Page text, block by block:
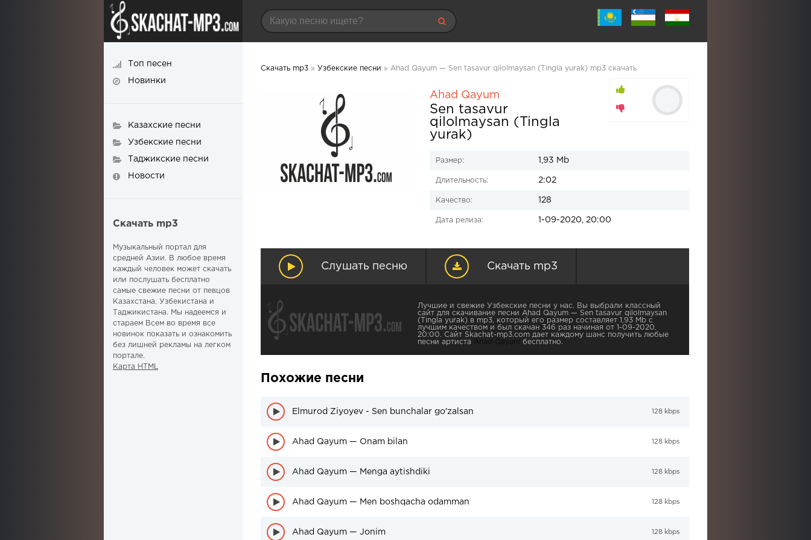
Скачать mp3 » Узбекские песни » Ahad Qayum — Sen tasavur qilolmaysan (Tingla yurak) mp3 скачать
Ahad Qayum
Sen tasavur
qilolmaysan (Tingla
yurak)
Размер: 1,93 Mb
Длительность: 2:02
Качество: 128
Дата релиза: 1-09-2020, 20:00
Слушать песню Скачать mp3
Лучшие и свежие Узбекские песни у нас. Вы выбрали классный
сайт для скачивание песни Ahad Qayum — Sen tasavur qilolmaysan
(Tingla yurak) в mp3, который его размер составляет 1,93 Mb с
лучшим качеством и был скачан 346 раз начиная от 1-09-2020,
20:00. Сайт Skachat-mp3.com дает каждому шанс получить любые
песни артиста
Ahad Qayum бесплатно.
Похожие песни
Elmurod Ziyoyev - Sen bunchalar go'zalsan 128 kbps
Ahad Qayum — Onam bilan 128 kbps
Ahad Qayum — Menga aytishdiki 128 kbps
Ahad Qayum — Men boshqacha odamman 128 kbps
Ahad Qayum — Jonim 128 kbps
Топ песен
Новинки
Казахские песни
Узбекские песни
Таджикские песни
Новости
Скачать mp3
Музыкальный портал для
средней Азии. В любое время
каждый человек может скачать
или послушать бесплатно
самые свежие песни от певцов
Казахстана, Узбекистана и
Таджикистана. Мы надеемся и
стараем Всем во время все
новинок показать и ознакомить
без лишней рекламы на легком
портале.
Карта HTML